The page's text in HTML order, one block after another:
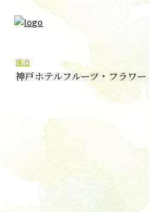
宿泊
神戸ホテルフルーツ・フラワー